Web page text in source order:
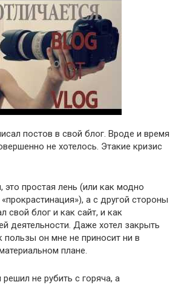
постов в свой блог. Вроде и время
не хотелось. Этакие кризис
простая лень (или как модно
а с другой стороны
свой блог и как сайт, и как
деятельности. Даже хотел закрыть
пользы он мне не приносит ни в
плане.
не рубить с горяча, а